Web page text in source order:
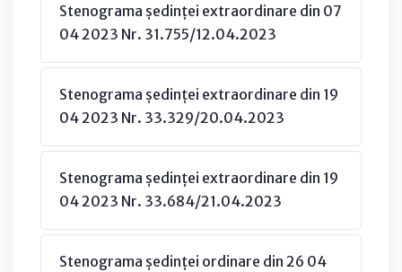
Stenograma ședinței extraordinare din 07
04 2023 Nr. 31.755/12.04.2023
Stenograma ședinței extraordinare din 19
04 2023 Nr. 33.329/20.04.2023
Stenograma ședinței extraordinare din 19
04 2023 Nr. 33.684/21.04.2023
Stenograma ședinței ordinare din 26 04